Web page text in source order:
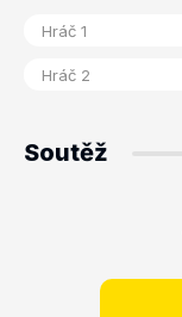
Soutěž